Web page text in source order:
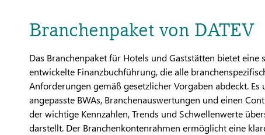
Branchenpaket von DATEV
Das Branchenpaket für Hotels und Gaststätten bietet eine
entwickelte Finanzbuchführung, die alle
Anforderungen gemäß gesetzlicher Vorgaben abdeckt. Es
angepasste BWAs, Branchenauswertungen und einen
der wichtige Kennzahlen, Trends und Schwellenwerte
darstellt. Der Branchenkontenrahmen ermöglicht eine